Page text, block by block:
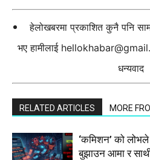
हेलोखबरमा प्रकाशित कुनै पनि
भए हामीलाई
धन्यवाद
RELATED ARTICLES MORE
‘कमिशन’ को लोभले
बुझाउन आमा र